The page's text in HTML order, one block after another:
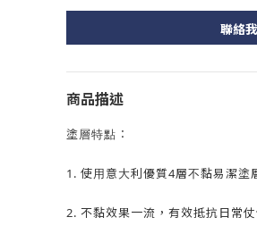
聯絡
商品描述
塗層特點︰
1. 使用意大利優質4層不黏易潔塗
2. 不黏效果一流，有效抵抗日常